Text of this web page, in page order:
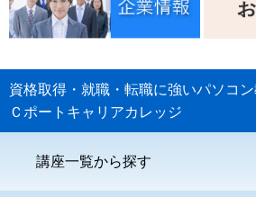
資格取得・就職・転職に強いパソコ
Ｃポートキャリアカレッジ
講座一覧から探す